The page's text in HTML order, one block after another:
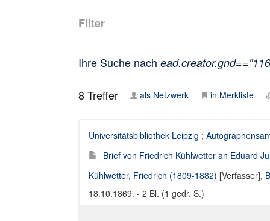
Filter
Ihre Suche nach
8Treffer als Netzwerk in Merkliste
Universitätsbibliothek Leipzig ;
Brief von Friedrich Kühlwetter an Eduard
Kühlwetter, Friedrich (1809-1882) [Verfasser],
18.10.1869. - 2 Bl. (1 gedr. S.)